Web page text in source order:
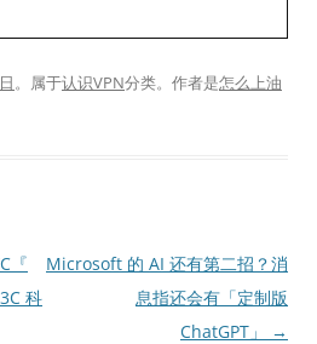
。属于认识VPN分类。 作者是怎么上油
『
科
Microsoft 的 AI 还有第二招？消
息指还会有「定制版
ChatGPT」
→